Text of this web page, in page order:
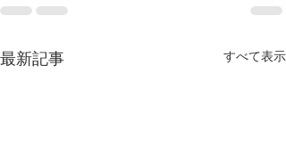
最新記事 すべて表示